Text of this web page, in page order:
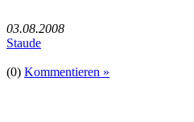
03.08.2008
Staude
(0) Kommentieren »